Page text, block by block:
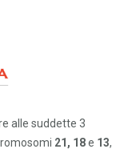
alle suddette 3
21, 18e 13,